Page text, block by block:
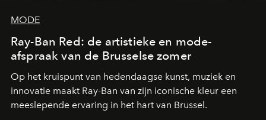
MODE
Ray-Ban Red: de artistieke en mode-
afspraak van de Brusselse zomer
Op het kruispunt van hedendaagse kunst, muziek en
innovatie maakt Ray-Ban van zijn iconische kleur een
meeslepende ervaring in het hart van Brussel.